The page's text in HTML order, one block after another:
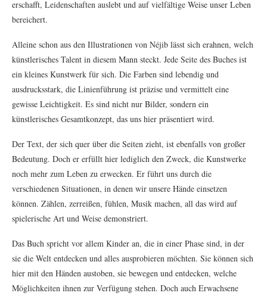
erschafft, Leidenschaften auslebt und auf vielfältige Weise unser Leben
bereichert.
Alleine schon aus den Illustrationen von Néjib lässt sich erahnen, welch
künstlerisches Talent in diesem Mann steckt. Jede Seite des Buches ist
ein kleines Kunstwerk für sich. Die Farben sind lebendig und
ausdrucksstark, die Linienführung ist präzise und vermittelt eine
gewisse Leichtigkeit. Es sind nicht nur Bilder, sondern ein
künstlerisches Gesamtkonzept, das uns hier präsentiert wird.
Der Text, der sich quer über die Seiten zieht, ist ebenfalls von großer
Bedeutung. Doch er erfüllt hier lediglich den Zweck, die Kunstwerke
noch mehr zum Leben zu erwecken. Er führt uns durch die
verschiedenen Situationen, in denen wir unsere Hände einsetzen
können. Zählen, zerreißen, fühlen, Musik machen, all das wird auf
spielerische Art und Weise demonstriert.
Das Buch spricht vor allem Kinder an, die in einer Phase sind, in der
sie die Welt entdecken und alles ausprobieren möchten. Sie können sich
hier mit den Händen austoben, sie bewegen und entdecken, welche
Möglichkeiten ihnen zur Verfügung stehen. Doch auch Erwachsene